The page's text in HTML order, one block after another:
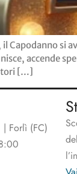
Capodanno si
accende
[…]
Forlì (FC)